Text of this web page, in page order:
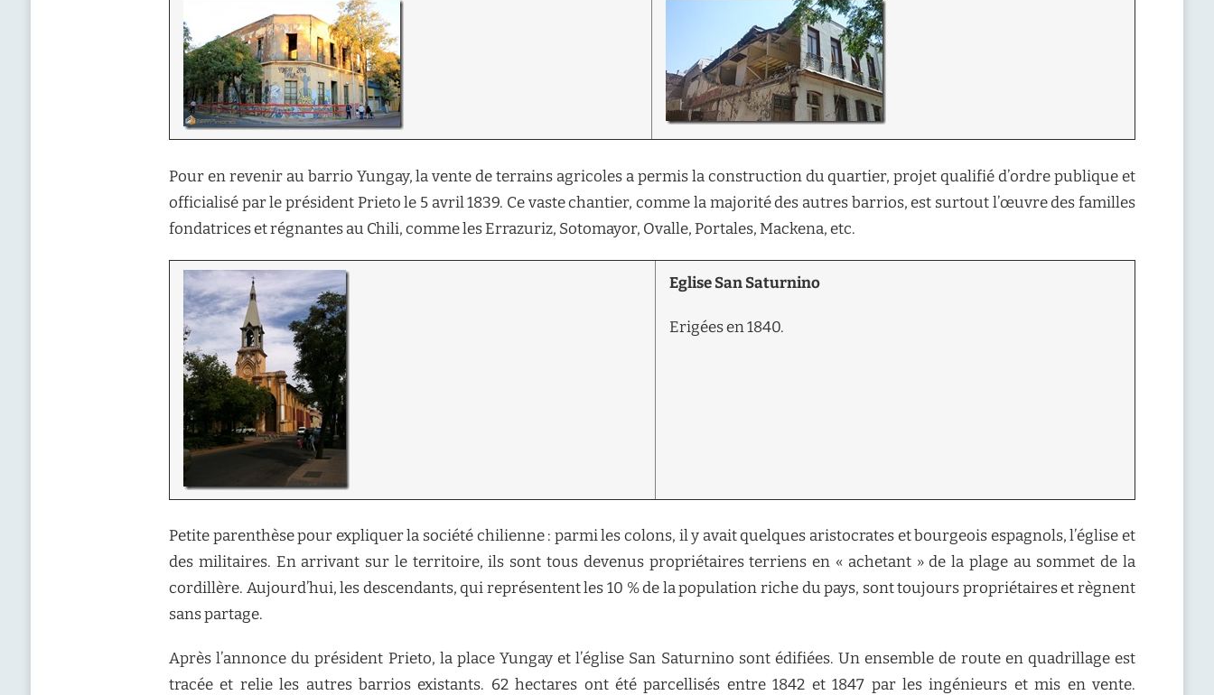
Pour en revenir au barrio Yungay, la vente de terrains agricoles a permis la construction du quartier, projet qualifié d’ordre publique et
officialisé par le président Prieto le 5 avril 1839. Ce vaste chantier, comme la majorité des autres barrios, est surtout l’œuvre des familles
fondatrices et régnantes au Chili, comme les Errazuriz, Sotomayor, Ovalle, Portales, Mackena, etc.
Eglise San Saturnino
Erigées en 1840.
Petite parenthèse pour expliquer la société chilienne : parmi les colons, il y avait quelques aristocrates et bourgeois espagnols, l’église et
des militaires. En arrivant sur le territoire, ils sont tous devenus propriétaires terriens en « achetant » de la plage au sommet de la
cordillère. Aujourd’hui, les descendants, qui représentent les 10 % de la population riche du pays, sont toujours propriétaires et règnent
sans partage.
Après l’annonce du président Prieto, la place Yungay et l’église San Saturnino sont édifiées. Un ensemble de route en quadrillage est
tracée et relie les autres barrios existants. 62 hectares ont été parcellisés entre 1842 et 1847 par les ingénieurs et mis en vente.